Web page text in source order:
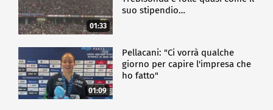
01:33
suo stipendio…
01:09
Pellacani: "Ci vorrà qualche
giorno per capire l'impresa che
ho fatto"